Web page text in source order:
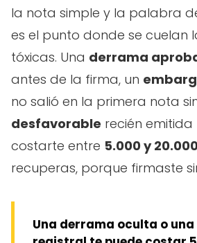
la nota simple y la palabra
es el punto donde se cuelan
tóxicas. Una derrama
antes de la firma, un
no salió en la primera nota
desfavorable recién
costarte entre 5.000 y
recuperas, porque firmaste
Una derrama oculta o